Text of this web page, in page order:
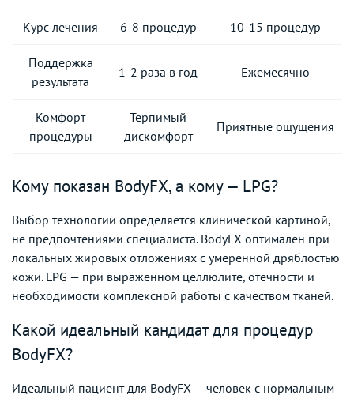
Курс лечения 6-8 процедур 10-15 процедур
Поддержка
результата
1-2 раза в год Ежемесячно
Комфорт
процедуры
Терпимый
дискомфорт
Приятные ощущения
Кому показан BodyFX, а кому — LPG?
Выбор технологии определяется клинической картиной,
не предпочтениями специалиста. BodyFX оптимален при
локальных жировых отложениях с умеренной дряблостью
кожи. LPG — при выраженном целлюлите, отёчности и
необходимости комплексной работы с качеством тканей.
Какой идеальный кандидат для процедур
BodyFX?
Идеальный пациент для BodyFX — человек с нормальным